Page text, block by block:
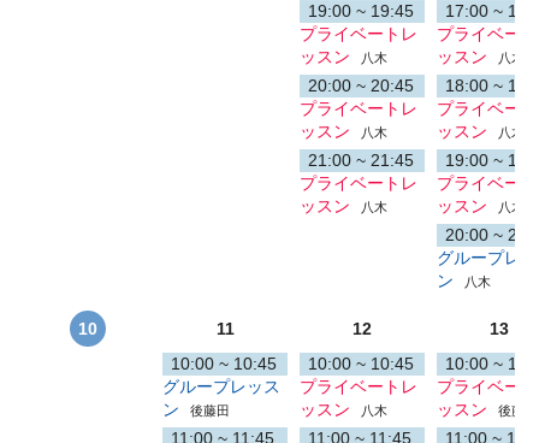
19:00 ~ 19:45
プライベートレ
ッスン
八木
20:00 ~ 20:45
プライベートレ
ッスン
八木
21:00 ~ 21:45
プライベートレ
ッスン
八木
17:00 ~
プライベー
ッスン
八木
18:00 ~
プライベー
ッスン
八木
19:00 ~
プライベー
ッスン
八木
20:00 ~
グループレ
ン
八木
10
11
10:00 ~ 10:45
グループレッス
ン
後藤田
11:00 ~ 11:45
12
10:00 ~ 10:45
プライベートレ
ッスン
八木
11:00 ~ 11:45
13
10:00 ~
プライベー
ッスン
後藤田
11:00 ~